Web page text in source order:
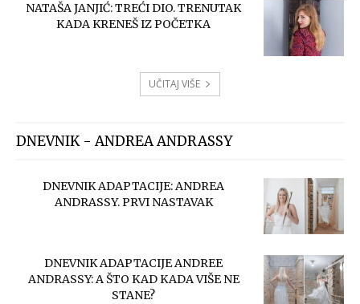
NATAŠA JANJIĆ: TREĆI DIO. TRENUTAK
KADA KRENEŠ IZ POČETKA
UČITAJ VIŠE
DNEVNIK - ANDREA ANDRASSY
DNEVNIK ADAPTACIJE: ANDREA
ANDRASSY. PRVI NASTAVAK
DNEVNIK ADAPTACIJE ANDREE
ANDRASSY: A ŠTO KAD KADA VIŠE NE
STANE?